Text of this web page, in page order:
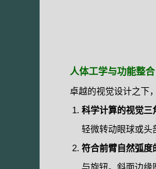
人体工学与功能整
卓越的视觉设计之下
科学计算的视觉三
轻微转动眼球或头
符合前臂自然弧度